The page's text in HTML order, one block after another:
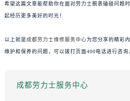
希望这篇文章能帮助你在面对劳力士腕表磕碰问题
起经历更多美好的时光！
以上就是成都劳力士维修服务中心为您分享的精彩
维护和保养的问题，可以拨打页面400电话进行咨询
成都劳力士服务中心